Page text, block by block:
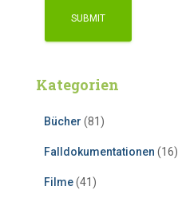
Kategorien
Bücher (81)
Falldokumentationen (16)
Filme(41)